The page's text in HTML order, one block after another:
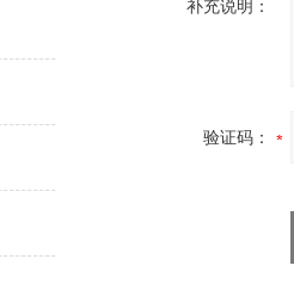
补充说明：
验证码：